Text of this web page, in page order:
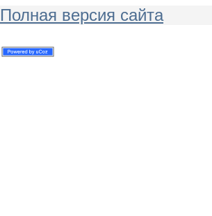
Полная версия сайта